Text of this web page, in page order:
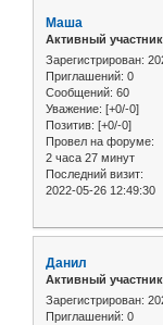
Маша
Активный участник
Зарегистрирован:
Приглашений: 0
Сообщений: 60
Уважение: [+0/-0]
Позитив: [+0/-0]
Провел на форуме:
2 часа 27 минут
Последний визит:
2022-05-26 12:49:30
Данил
Активный участник
Зарегистрирован:
Приглашений: 0